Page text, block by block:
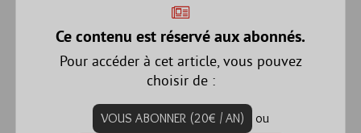
Ce contenu est réservé aux abonnés.
Pour accéder à cet article, vous pouvez
choisir de :
VOUS ABONNER (20€ / AN)
ou